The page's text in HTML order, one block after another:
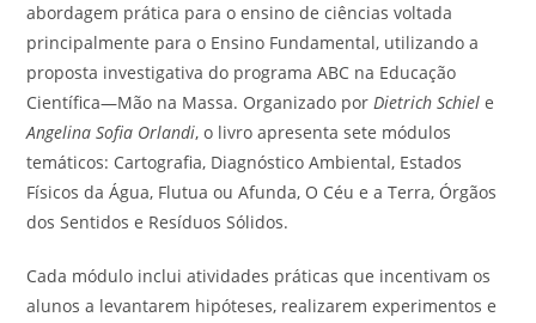
abordagem prática para o ensino de ciências voltada
principalmente para o Ensino Fundamental, utilizando a
proposta investigativa do programa ABC na Educação
Científica—Mão na Massa. Organizado porDietrich Schiel e
Angelina Sofia Orlandi, o livro apresenta sete módulos
temáticos: Cartografia, Diagnóstico Ambiental, Estados
Físicos da Água, Flutua ou Afunda, O Céu e a Terra, Órgãos
dos Sentidos e Resíduos Sólidos.
Cada módulo inclui atividades práticas que incentivam os
alunos a levantarem hipóteses, realizarem experimentos e